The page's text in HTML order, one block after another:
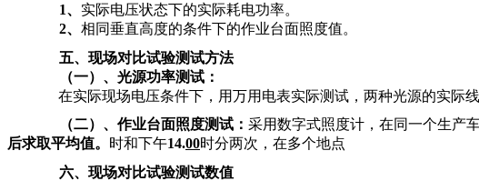
1、 实际电压状态下的实际耗电功率。
2、 相同垂直高度的条件下的作业台面照度值。
五、现场对比试验测试方法
（一）、光源功率测试：
在实际现场电压条件下，用万用电表实际测试，两种光源的实际
（二）、作业台面照度测试： 采用数字式照度计，在同一个生产
后求取平均值。 时和下午14.00时分两次，在多个地点
六、现场对比试验测试数值